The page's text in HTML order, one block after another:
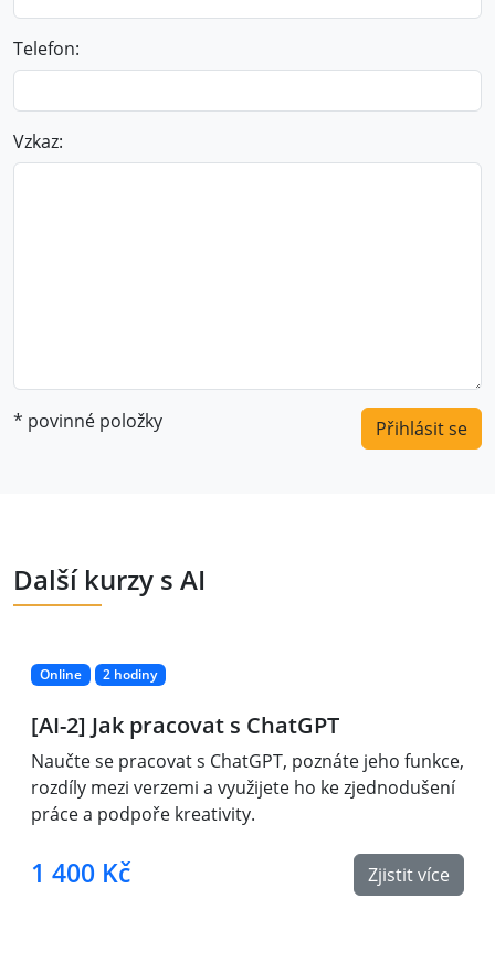
Telefon:
Vzkaz:
* povinné položky Přihlásit se
Další kurzy s AI
Online 2 hodiny
[AI-2] Jak pracovat s ChatGPT
Naučte se pracovat s ChatGPT, poznáte jeho funkce,
rozdíly mezi verzemi a využijete ho ke zjednodušení
práce a podpoře kreativity.
1 400 Kč Zjistit více